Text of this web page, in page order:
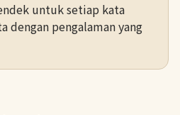
untuk setiap kata
dengan pengalaman yang